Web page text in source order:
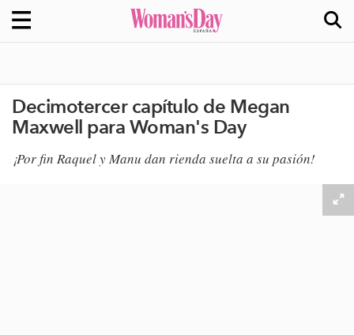
Decimotercer capítulo de Megan
Maxwell para Woman's Day
¡Por fin Raquel y Manu dan rienda suelta a su pasión​!